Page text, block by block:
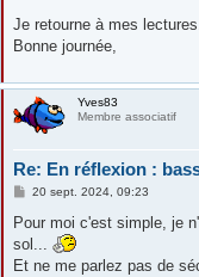
Je retourne à mes lectures.
Bonne journée,
Yves83
Membre associatif
Re: En réflexion :
M
s
a
g
20 sept. 2024, 09:23
Pour moi c'est simple, je
sol...
Et ne me parlez pas de